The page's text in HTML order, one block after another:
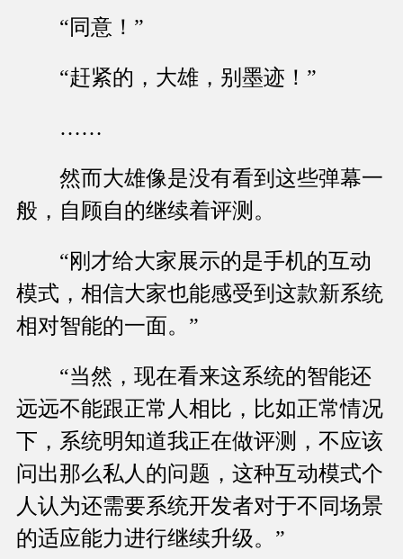
“同意！”
“赶紧的，大雄，别墨迹！”
……
然而大雄像是没有看到这些弹幕一
般，自顾自的继续着评测。
“刚才给大家展示的是手机的互动
模式，相信大家也能感受到这款新系统
相对智能的一面。”
“当然，现在看来这系统的智能还
远远不能跟正常人相比，比如正常情况
下，系统明知道我正在做评测，不应该
问出那么私人的问题，这种互动模式个
人认为还需要系统开发者对于不同场景
的适应能力进行继续升级。”